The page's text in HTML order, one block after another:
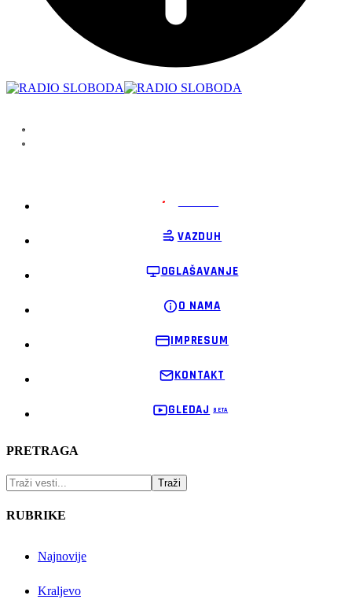
VAZDUH
OGLAŠAVANJE
O NAMA
IMPRESUM
KONTAKT
GLEDAJ
PRETRAGA
RUBRIKE
Najnovije
Kraljevo